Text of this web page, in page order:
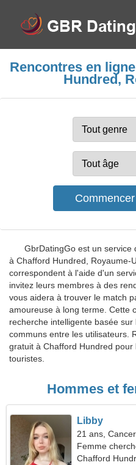
Rencontres en
Hundred,
GbrDatingGo est un
à Chafford Hundred, Royaume-
correspondent à l'aide d'un
invitez leurs membres à des
vous aidera à trouver le match
amoureuse à long terme. Cette
recherche intelligente basée
communs entre les utilisateurs.
gratuit à Chafford Hundred
touristes.
Hommes et
Libby
21 ans, Cancer
Femme
Chafford